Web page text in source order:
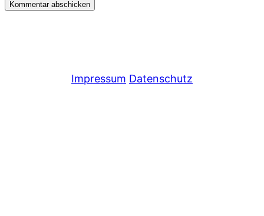
Impressum Datenschutz